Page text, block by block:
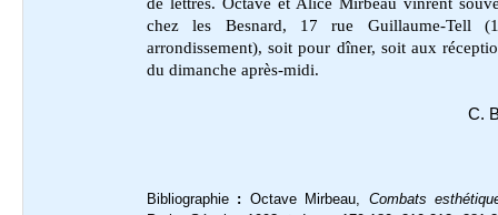
de lettres. Octave et Alice Mirbeau vinrent
chez les Besnard, 17 rue Guillaume-Tell
arrondissement), soit pour dîner, soit aux
du dimanche après-midi.
C.
Bibliographie : Octave Mirbeau, Combats